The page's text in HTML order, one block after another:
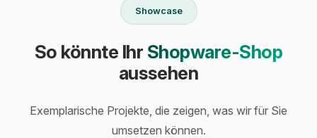
Showcase
So könnte Ihr Shopware-Shop
aussehen
Exemplarische Projekte, die zeigen, was wir für Sie
umsetzen können.